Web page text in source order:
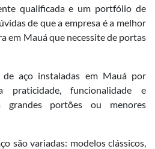
qualificada e um portfólio de
de que a empresa é a melhor
em Mauá que necessite de portas
aço instaladas em Mauá por
praticidade, funcionalidade e
grandes portões ou menores
são variadas: modelos clássicos,